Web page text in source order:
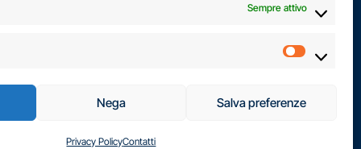
Sempre attivo
Nega Salva preferenze
Privacy PolicyContatti